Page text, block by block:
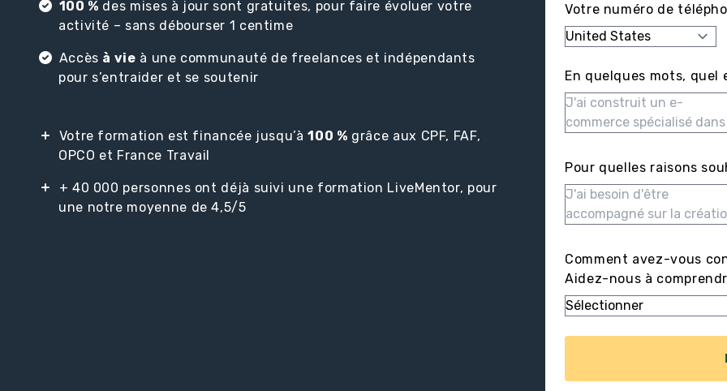
100 % des mises à jour sont gratuites, pour faire évoluer votre
activité – sans débourser 1 centime
Accès à vie à une communauté de freelances et indépendants
pour s’entraider et se soutenir
Votre formation est financée jusqu’à100 % grâce aux CPF, FAF,
OPCO et France Travail
+ 40 000 personnes ont déjà suivi une formation LiveMentor, pour
une notre moyenne de 4,5/5
Votre numéro de
En quelques mots, quel
Pour quelles raisons
Comment avez-vous
Aidez-nous à